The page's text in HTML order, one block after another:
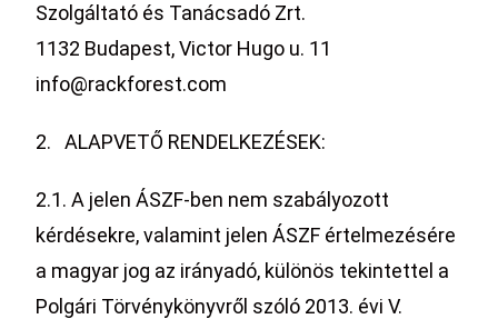
Szolgáltató és Tanácsadó Zrt.
1132 Budapest, Victor Hugo u. 11
info@rackforest.com
2. ALAPVETŐ RENDELKEZÉSEK:
2.1. A jelen ÁSZF-ben nem szabályozott
kérdésekre, valamint jelen ÁSZF értelmezésére
a magyar jog az irányadó, különös tekintettel a
Polgári Törvénykönyvről szóló 2013. évi V.